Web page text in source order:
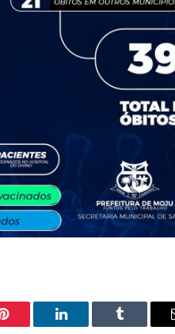
Pinterest LinkedIn Tumblr